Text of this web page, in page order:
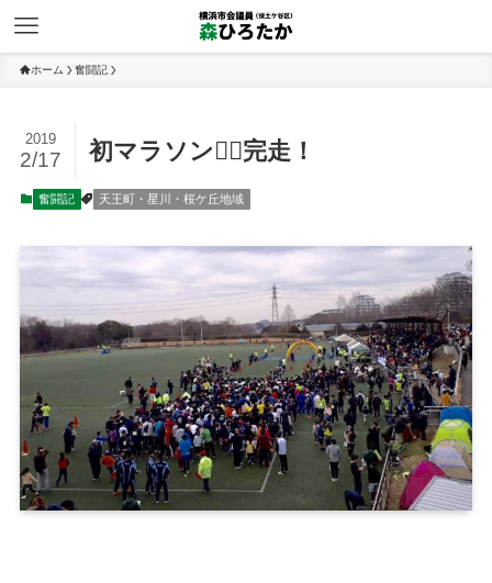
ホーム 奮闘記
初マラソン🏃‍♂️完走！
2019
2/17
奮闘記 天王町・星川・桜ケ丘地域